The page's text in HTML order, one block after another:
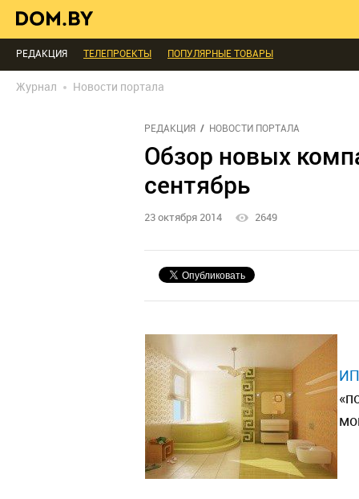
МЫ СПРОСИЛИ
РЕДАКЦИЯ
ТЕЛЕПРОЕКТЫ ПОПУЛЯРНЫЕ ТОВАРЫ
Журнал Новости портала
РЕДАКЦИЯ НОВОСТИ ПОРТАЛА
Обзор новых
сентябрь
23 октября 2014 2649